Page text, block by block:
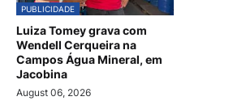
PUBLICIDADE
Luiza Tomey grava com
Wendell Cerqueira na
Campos Água Mineral, em
Jacobina
August 06, 2026